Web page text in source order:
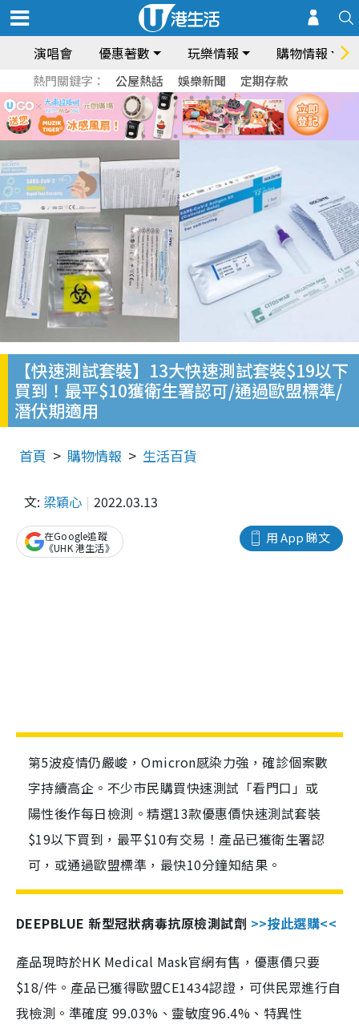
演唱會 優惠著數 玩樂情報 購物情報
熱門關鍵字： 公屋熱話 娛樂新聞 定期存款
【快速測試套裝】13大快速測試套裝$19以下
買到！最平$10獲衛生署認可/通過歐盟標準/
潛伏期適用
首頁 購物情報 生活百貨
文: 梁穎心 2022.03.13
用 App 睇文
在Google追蹤
《UHK 港生活》
第5波疫情仍嚴峻，Omicron感染力強，確診個案數
字持續高企。不少市民購買快速測試「看門口」或
陽性後作每日檢測。精選13款優惠價快速測試套裝
$19以下買到，最平$10有交易！產品已獲衛生署認
可，或通過歐盟標準，最快10分鐘知結果。
DEEPBLUE 新型冠狀病毒抗原檢測試劑 >>按此選購<<
產品現時於HK Medical Mask官網有售，優惠價只要
$18/件。產品已獲得歐盟CE1434認證，可供民眾進行自
我檢測。準確度 99.03%、靈敏度96.4%、特異性